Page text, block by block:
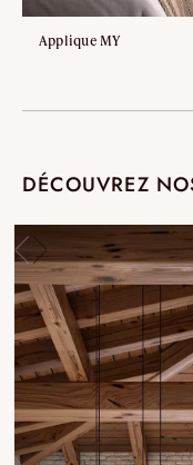
Applique MY
DÉCOUVREZ